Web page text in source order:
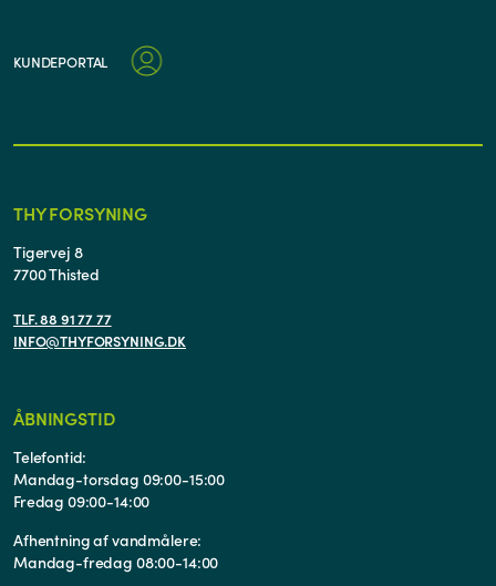
KUNDEPORTAL
THY FORSYNING
Tigervej 8
7700 Thisted
TLF. 88 91 77 77
INFO@THYFORSYNING.DK
ÅBNINGSTID
Telefontid:
Mandag-torsdag 09:00-15:00
Fredag 09:00-14:00
Afhentning af vandmålere:
Mandag-fredag 08:00-14:00